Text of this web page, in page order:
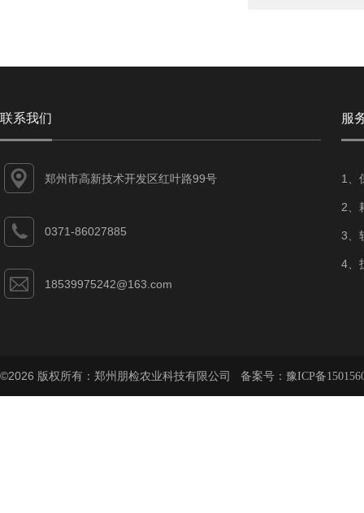
联系我们
郑州市高新技术开发区红叶路99号
0371-86027885
18539975242@163.com
服
1、
2、
3、
4、
©2026 版权所有：郑州朋检农业科技有限公司 备案号： 豫ICP备